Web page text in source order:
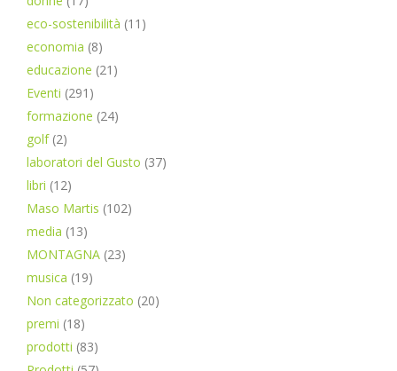
eco-sostenibilità (11)
economia (8)
educazione (21)
Eventi (291)
formazione (24)
golf(2)
laboratori del Gusto (37)
libri (12)
Maso Martis (102)
media (13)
MONTAGNA (23)
musica (19)
Non categorizzato (20)
premi (18)
prodotti (83)